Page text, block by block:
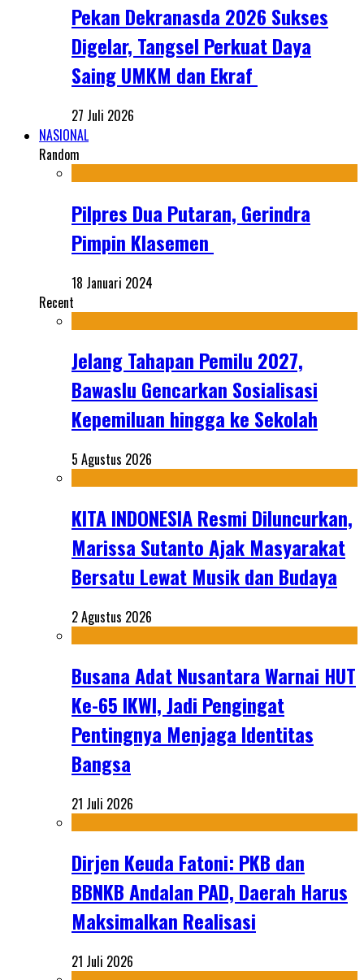
Pekan Dekranasda 2026 Sukses
Digelar, Tangsel Perkuat Daya
Saing UMKM dan Ekraf
27 Juli 2026
NASIONAL
Random
Pilpres Dua Putaran, Gerindra
Pimpin Klasemen
18 Januari 2024
Recent
Jelang Tahapan Pemilu 2027,
Bawaslu Gencarkan Sosialisasi
Kepemiluan hingga ke Sekolah
5 Agustus 2026
KITA INDONESIA Resmi Diluncurkan,
Marissa Sutanto Ajak Masyarakat
Bersatu Lewat Musik dan Budaya
2 Agustus 2026
Busana Adat Nusantara Warnai HUT
Ke-65 IKWI, Jadi Pengingat
Pentingnya Menjaga Identitas
Bangsa
21 Juli 2026
Dirjen Keuda Fatoni: PKB dan
BBNKB Andalan PAD, Daerah Harus
Maksimalkan Realisasi
21 Juli 2026